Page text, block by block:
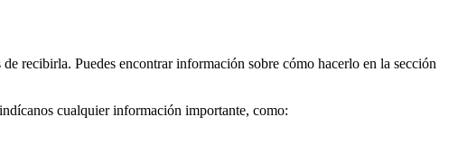
recibirla. Puedes encontrar información sobre cómo hacerlo en la sección
cualquier información importante, como: